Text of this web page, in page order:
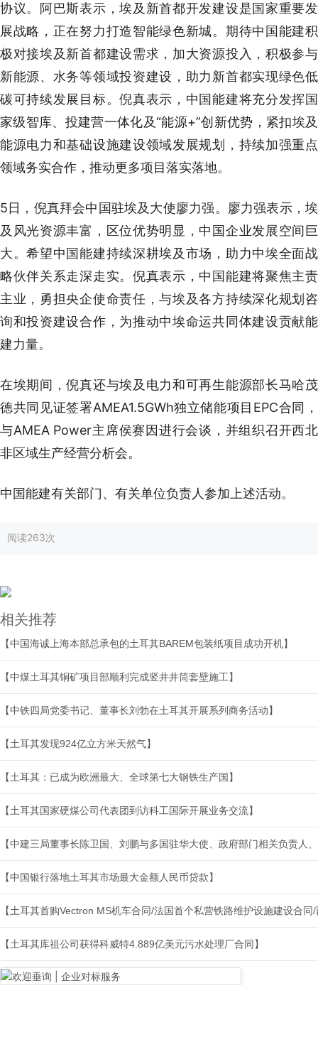
协议。阿巴斯表示，埃及新首都开发建设是国家重要发
展战略，正在努力打造智能绿色新城。期待中国能建积
极对接埃及新首都建设需求，加大资源投入，积极参与
新能源、水务等领域投资建设，助力新首都实现绿色低
碳可持续发展目标。倪真表示，中国能建将充分发挥国
家级智库、投建营一体化及“能源+”创新优势，紧扣埃及
能源电力和基础设施建设领域发展规划，持续加强重点
领域务实合作，推动更多项目落实落地。
5日，倪真拜会中国驻埃及大使廖力强。廖力强表示，埃
及风光资源丰富，区位优势明显，中国企业发展空间巨
大。希望中国能建持续深耕埃及市场，助力中埃全面战
略伙伴关系走深走实。倪真表示，中国能建将聚焦主责
主业，勇担央企使命责任，与埃及各方持续深化规划咨
询和投资建设合作，为推动中埃命运共同体建设贡献能
建力量。
在埃期间，倪真还与埃及电力和可再生能源部长马哈茂
德共同见证签署AMEA1.5GWh独立储能项目EPC合同，
与AMEA Power主席侯赛因进行会谈，并组织召开西北
非区域生产经营分析会。
中国能建有关部门、有关单位负责人参加上述活动。
阅读263次
相关推荐
【中国海诚上海本部总承包的土耳其BAREM包装纸项目成功开机】
【中煤土耳其铜矿项目部顺利完成竖井井筒套壁施工】
【中铁四局党委书记、董事长刘勃在土耳其开展系列商务活动】
【土耳其发现924亿立方米天然气】
【土耳其：已成为欧洲最大、全球第七大钢铁生产国】
【土耳其国家硬煤公司代表团到访科工国际开展业务交流】
【中建三局董事长陈卫国、刘鹏与多国驻华大使、政府部门相关负责人
【中国银行落地土耳其市场最大金额人民币贷款】
【土耳其首购Vectron MS机车合同/法国首个私营铁路维护设施建设合
【土耳其库祖公司获得科威特4.889亿美元污水处理厂合同】